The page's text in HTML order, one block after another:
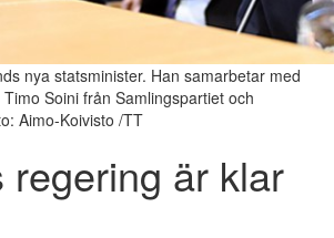
nya statsminister. Han samarbetar med
Soini från Samlingspartiet och
Aimo-Koivisto /TT
regering är klar